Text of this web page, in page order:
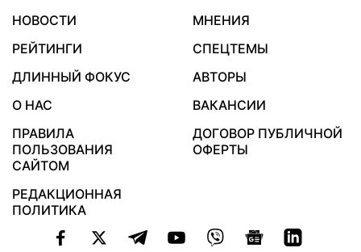
НОВОСТИ
МНЕНИЯ
РЕЙТИНГИ
СПЕЦТЕМЫ
ДЛИННЫЙ ФОКУС
АВТОРЫ
О НАС
ВАКАНСИИ
ПРАВИЛА
ПОЛЬЗОВАНИЯ
САЙТОМ
ДОГОВОР ПУБЛИЧНОЙ
ОФЕРТЫ
РЕДАКЦИОННАЯ
ПОЛИТИКА